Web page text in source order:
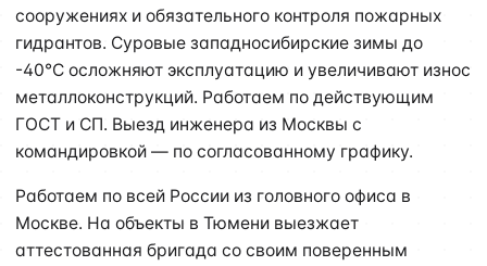
сооружениях и обязательного контроля пожарных
гидрантов. Суровые западносибирские зимы до
-40°C осложняют эксплуатацию и увеличивают износ
металлоконструкций. Работаем по действующим
ГОСТ и СП. Выезд инженера из Москвы с
командировкой — по согласованному графику.
Работаем по всей России из головного офиса в
Москве. На объекты в Тюмени выезжает
аттестованная бригада со своим поверенным